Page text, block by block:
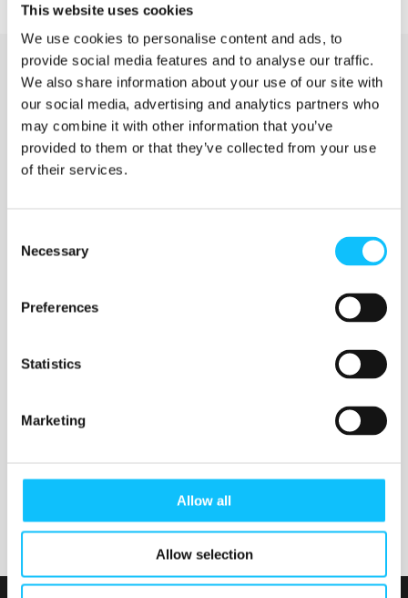
This website uses cookies
We use cookies to personalise content and ads, to
provide social media features and to analyse our traffic.
We also share information about your use of our site with
our social media, advertising and analytics partners who
may combine it with other information that you’ve
provided to them or that they’ve collected from your use
of their services.
Selection
Necessary
Preferences
Statistics
Marketing
Allow all
Allow selection
Katso myös
Jyväskylän ammattikorkeakoulu
Nurmijärven seurakunta